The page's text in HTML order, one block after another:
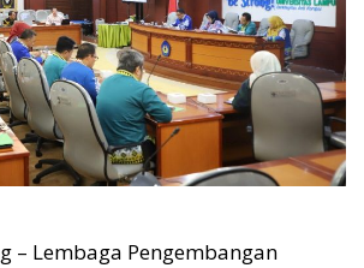
– Lembaga Pengembangan